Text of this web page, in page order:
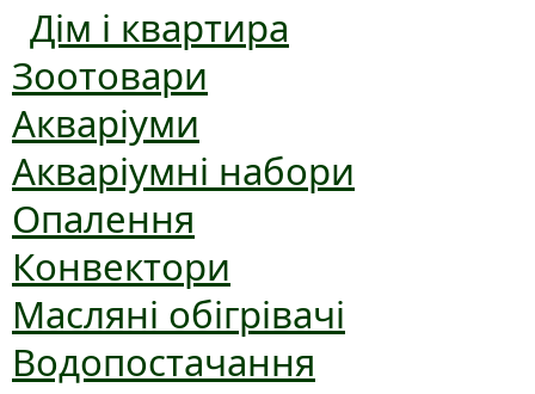
Дім і квартира
Зоотовари
Акваріуми
Акваріумні набори
Опалення
Конвектори
Масляні обігрівачі
Водопостачання